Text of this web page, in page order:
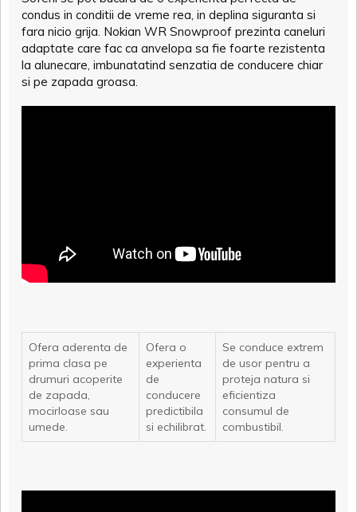
condus in conditii de vreme rea, in deplina siguranta si
fara nicio grija. Nokian WR Snowproof prezinta caneluri
adaptate care fac ca anvelopa sa fie foarte rezistenta
la alunecare, imbunatatind senzatia de conducere chiar
si pe zapada groasa.
Ofera aderenta de
prima clasa pe
drumuri acoperite
de zapada,
mocirloase sau
umede.
Ofera o
experienta
de
conducere
predictibila
si echilibrat.
Se conduce extrem
de usor pentru a
proteja natura si
eficientiza
consumul de
combustibil.